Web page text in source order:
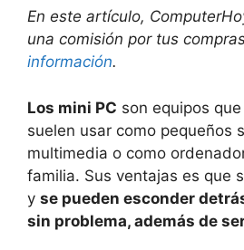
En este artículo,
una comisión por tus
información.
Los mini PC son equipos
suelen usar como pequeños
multimedia o como
familia. Sus ventajas es que
y se pueden esconder
sin problema, además de